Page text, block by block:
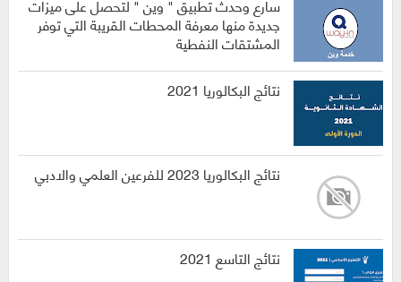
جديدة منها معرفة المحطات القريبة التي توفر
المشتقات النفطية
نتائج البكالوريا 2021
نتائج البكالوريا 2023 للفرعين العلمي والادبي
نتائج التاسع 2021